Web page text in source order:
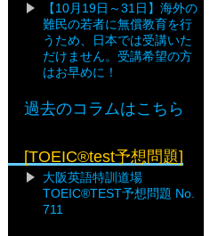
【10月19日～31日】海外の
難民の若者に無償教育を行
うため、日本では受講いた
だけません。受講希望の方
はお早めに！
過去のコラムはこちら
[TOEIC®test予想問題]
大阪英語特訓道場
TOEIC®TEST予想問題 No.
711